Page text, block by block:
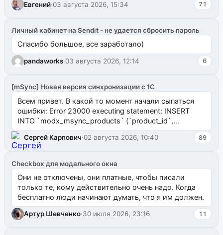
Евгений·03 августа 2026, 15:34 71
Личный кабинет на Sendit - не удается сбросить пароль
Спасибо большое, все заработало)
pandaworks·03 августа 2026, 12:14 6
[mSync] Новая версия синхронизации с 1С
Всем привет. В какой то момент начали сыпаться
ошибки: Error 23000 executing statement: INSERT
INTO `modx_msync_products` (`product_id`,
`uuid_1c`) VALUES ...
Сергей Карпович·02 августа 2026, 10:40 89
Checkbox для модального окна
Они не отключены, они платные, чтобы писали
только те, кому действительно очень надо. Когда
бесплатно люди начинают думать, что я им должен.
Артур Шевченко·30 июля 2026, 23:16 11